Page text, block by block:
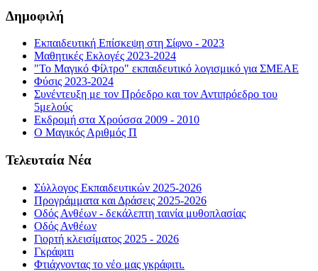
Δημοφιλή
Εκπαιδευτική Επίσκεψη στη Σίφνο - 2023
Μαθητικές Εκλογές 2023-2024
"Το Μαγικό Φίλτρο" εκπαιδευτικό λογισμικό για ΣΜΕΑΕ
Φύσις 2023-2024
Συνέντευξη με τον Πρόεδρο και τον Αντιπρόεδρο του
5μελούς
Εκδρομή στα Χρούσσα 2009 - 2010
Ο Μαγικός Αριθμός Π
Τελευταία Νέα
Σύλλογος Εκπαιδευτικών 2025-2026
Προγράμματα και Δράσεις 2025-2026
Οδός Ανθέων - δεκάλεπτη ταινία μυθοπλασίας
Οδός Ανθέων
Γιορτή κλεισίματος 2025 - 2026
Γκράφιτι
Φτιάχνοντας το νέο μας γκράφιτι.